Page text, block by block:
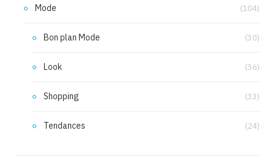
Mode (104)
Bon plan Mode (30)
Look (36)
Shopping (33)
Tendances (24)